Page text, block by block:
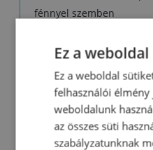
fénnyel szemben
Kiadósság:
1 liter 8–10 m²
tényleges kiadósság a
a felhordás
színárnyalattól is függ.
Ez a
Ez a weboldal
felhasználói
weboldalunk
az összes süti
szabályzatunknak